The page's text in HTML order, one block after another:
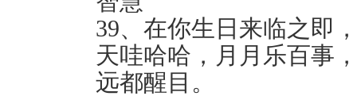
39、在你生日来临之即
天哇哈哈，月月乐百事
远都醒目。